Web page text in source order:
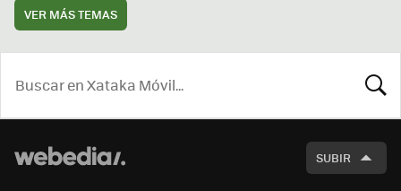
VER MÁS TEMAS
SUBIR